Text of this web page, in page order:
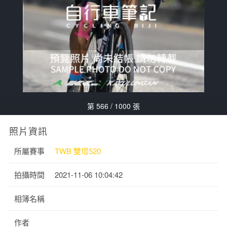
第 566 / 1000 張
照片資訊
所屬賽事 TWB 雙塔520
拍攝時間 2021-11-06 10:04:42
相簿名稱
作者